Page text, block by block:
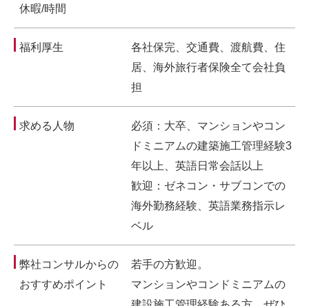
休暇/時間
福利厚生
各社保完、交通費、渡航費、住
居、海外旅行者保険全て会社負
担
求める人物
必須：大卒、マンションやコン
ドミニアムの建築施工管理経験3
年以上、英語日常会話以上
歓迎：ゼネコン・サブコンでの
海外勤務経験、英語業務指示レ
ベル
弊社コンサルからの
おすすめポイント
若手の方歓迎。
マンションやコンドミニアムの